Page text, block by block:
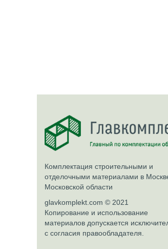
Комплектация строительными и
отделочными материалами в
Московской области
glavkomplekt.com © 2021
Копирование и использование
материалов допускается
с согласия правообладателя.